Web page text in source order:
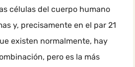
células del cuerpo humano
y, precisamente en el par 21
existen normalmente, hay
pero es la más